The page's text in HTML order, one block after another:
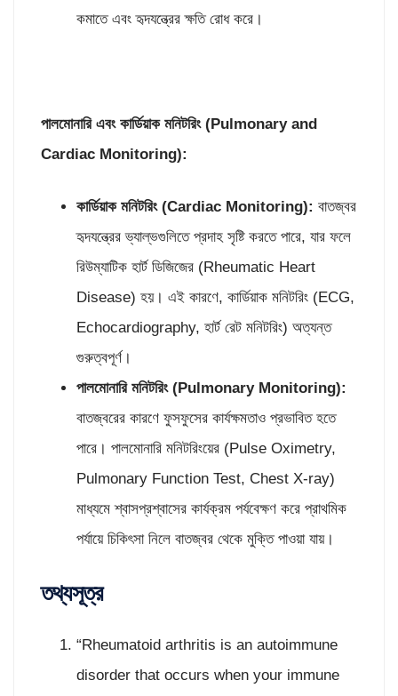
কমাতে এবং হৃদযন্ত্রের ক্ষতি রোধ করে।
পালমোনারি এবং কার্ডিয়াক মনিটরিং (Pulmonary and
Cardiac Monitoring):
কার্ডিয়াক মনিটরিং (Cardiac Monitoring): বাতজ্বর
হৃদযন্ত্রের ভ্যাল্ভগুলিতে প্রদাহ সৃষ্টি করতে পারে, যার ফলে
রিউম্যাটিক হার্ট ডিজিজের (Rheumatic Heart
Disease) হয়। এই কারণে, কার্ডিয়াক মনিটরিং (ECG,
Echocardiography, হার্ট রেট মনিটরিং) অত্যন্ত
গুরুত্বপূর্ণ।
পালমোনারি মনিটরিং (Pulmonary Monitoring):
বাতজ্বরের কারণে ফুসফুসের কার্যক্ষমতাও প্রভাবিত হতে
পারে। পালমোনারি মনিটরিংয়ের (Pulse Oximetry,
Pulmonary Function Test, Chest X-ray)
মাধ্যমে শ্বাসপ্রশ্বাসের কার্যক্রম পর্যবেক্ষণ করে প্রাথমিক
পর্যায়ে চিকিৎসা নিলে বাতজ্বর থেকে মুক্তি পাওয়া যায়।
তথ্যসূত্র
“Rheumatoid arthritis is an autoimmune
disorder that occurs when your immune